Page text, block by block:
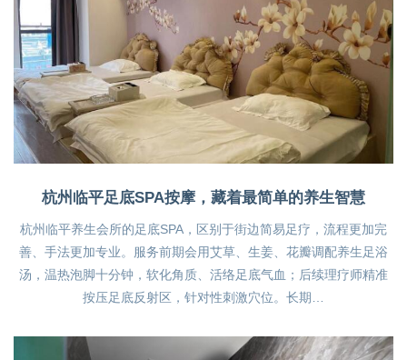
杭州临平足底SPA按摩，藏着最简单的养生智慧
杭州临平养生会所的足底SPA，区别于街边简易足疗，流程更加完
善、手法更加专业。服务前期会用艾草、生姜、花瓣调配养生足浴
汤，温热泡脚十分钟，软化角质、活络足底气血；后续理疗师精准
按压足底反射区，针对性刺激穴位。长期…